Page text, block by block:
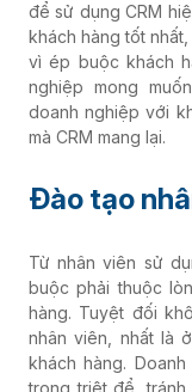
để sử dụng CRM
khách hàng tốt
vì ép buộc khách
nghiệp mong
doanh nghiệp với
mà CRM mang lại.
Đào tạo
Từ nhân viên sử
buộc phải thuộc
hàng. Tuyệt đối
nhân viên, nhất là
khách hàng.
trọng triệt để,